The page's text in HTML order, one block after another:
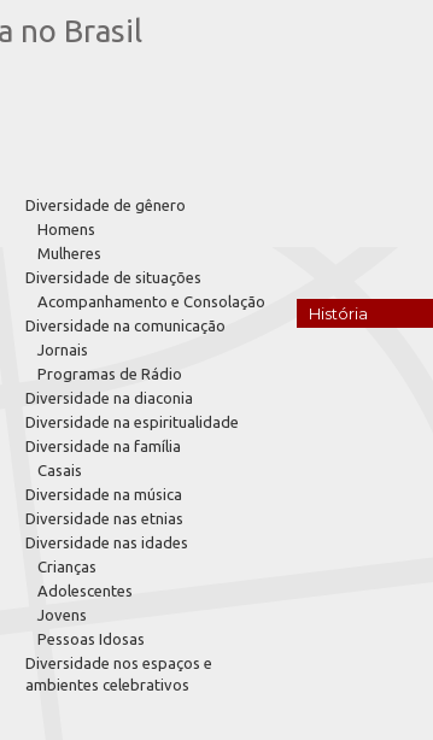
no Brasil
Diversidade de gênero
Homens
Mulheres
Diversidade de situações
Acompanhamento e Consolação
Diversidade na comunicação
Jornais
Programas de Rádio
Diversidade na diaconia
Diversidade na espiritualidade
Diversidade na família
Casais
Diversidade na música
Diversidade nas etnias
Diversidade nas idades
Crianças
Adolescentes
Jovens
Pessoas Idosas
Diversidade nos espaços e
ambientes celebrativos
História